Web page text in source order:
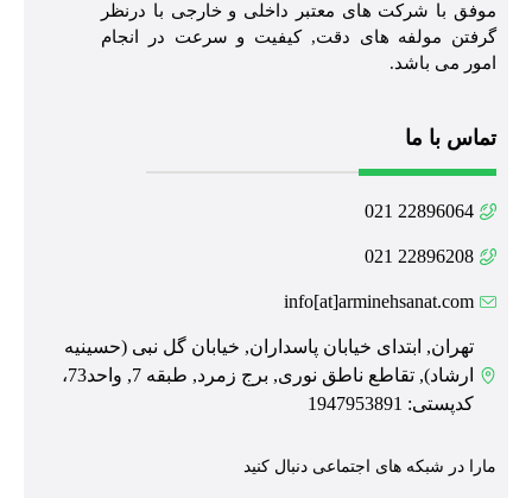
موفق با شرکت های معتبر داخلی و خارجی با درنظر
گرفتن مولفه های دقت, کیفیت و سرعت در انجام
امور می باشد.
تماس با ما
22896064 021
22896208 021
info[at]arminehsanat.com
تهران, ابتدای خیابان پاسداران, خیابان گل نبی (حسینیه
ارشاد), تقاطع ناطق نوری, برج زمرد, طبقه 7, واحد73،
کدپستی: 1947953891
مارا در شبکه های اجتماعی دنبال کنید